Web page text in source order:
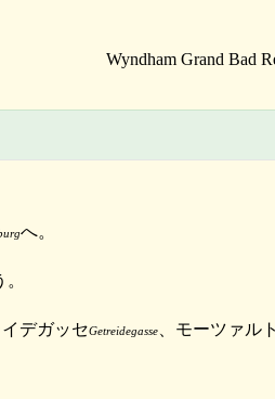
へ。
デガッセGetreidegasse 、モーツァル